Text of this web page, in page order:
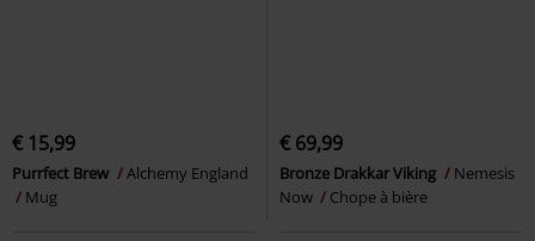
€ 15,99
Purrfect Brew
Alchemy England
Mug
€ 69,99
Bronze Drakkar Viking
Nemesis
Now
Chope à bière